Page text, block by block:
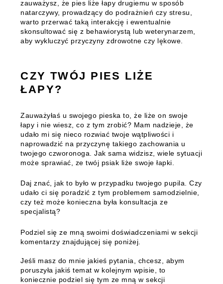
zauważysz, że pies liże łapy drugiemu w sposób
natarczywy, prowadzący do podrażnień czy stresu,
warto przerwać taką interakcję i ewentualnie
skonsultować się z behawiorystą lub weterynarzem,
aby wykluczyć przyczyny zdrowotne czy lękowe.
CZY TWÓJ PIES LIŻE
ŁAPY?
Zauważyłaś u swojego pieska to, że liże on swoje
łapy i nie wiesz, co z tym zrobić? Mam nadzieje, że
udało mi się nieco rozwiać twoje wątpliwości i
naprowadzić na przyczynę takiego zachowania u
twojego czworonoga. Jak sama widzisz, wiele sytuacji
może sprawiać, ze twój psiak liże swoje łapki.
Daj znać, jak to było w przypadku twojego pupila.Czy
udało ci się poradzić z tym problemem samodzielnie,
czy też może konieczna była konsultacja ze
specjalistą?
Podziel się ze mną swoimi doświadczeniami w sekcji
komentarzy znajdującej się poniżej.
Jeśli masz do mnie jakieś pytania, chcesz, abym
poruszyła jakiś temat w kolejnym wpisie, to
koniecznie podziel się tym ze mną w sekcji